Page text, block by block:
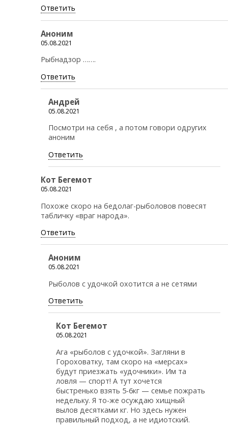
Ответить
Аноним
05.08.2021
Рыбнадзор …….
Ответить
Андрей
05.08.2021
Посмотри на себя , а потом говори одругих
аноним
Ответить
Кот Бегемот
05.08.2021
Похоже скоро на бедолаг-рыболовов повесят
табличку «враг народа».
Ответить
Аноним
05.08.2021
Рыболов с удочкой охотится а не сетями
Ответить
Кот Бегемот
05.08.2021
Ага «рыболов с удочкой». Загляни в
Гороховатку, там скоро на «мерсах»
будут приезжать «удочники». Им та
ловля — спорт! А тут хочется
быстренько взять 5-6кг — семье пожрать
недельку. Я то-же осуждаю хищный
вылов десятками кг. Но здесь нужен
правильный подход, а не идиотский.